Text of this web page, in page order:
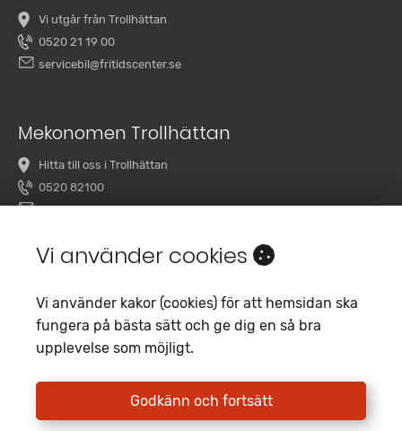
Vi utgår från Trollhättan
0520 21 19 00
servicebil@fritidscenter.se
Mekonomen Trollhättan
Hitta till oss i Trollhättan
0520 82100
overby@mekonomenbilverkstad.se
Copyright 2020 Fritidscenter
Vi använder cookies
Vi använder kakor (cookies) för att hemsidan ska
fungera på bästa sätt och ge dig en så bra
upplevelse som möjligt.
Godkänn och fortsätt